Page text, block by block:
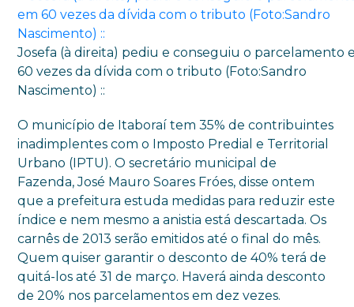
Josefa (à direita) pediu e conseguiu o parcelamento
60 vezes da dívida com o tributo (Foto:Sandro
Nascimento) ::
O município de Itaboraí tem 35% de contribuintes
inadimplentes com o Imposto Predial e Territorial
Urbano (IPTU). O secretário municipal de
Fazenda, José Mauro Soares Fróes, disse ontem
que a prefeitura estuda medidas para reduzir este
índice e nem mesmo a anistia está descartada. Os
carnês de 2013 serão emitidos até o final do mês.
Quem quiser garantir o desconto de 40% terá de
quitá-los até 31 de março. Haverá ainda desconto
de 20% nos parcelamentos em dez vezes.